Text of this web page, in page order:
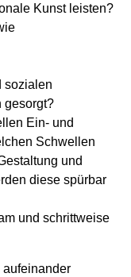
Kunst leisten?
sozialen
gesorgt?
Ein- und
Schwellen
und
diese spürbar
und schrittweise
aufeinander